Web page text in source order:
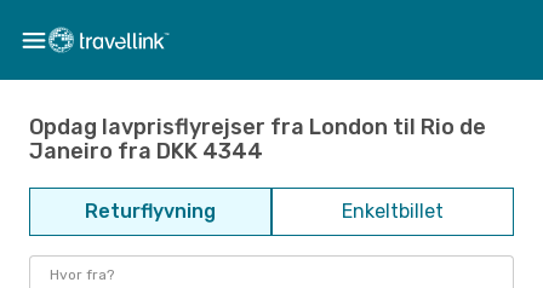
Opdag lavprisflyrejser fra London til Rio de
Janeiro fra DKK 4344
Returflyvning Enkeltbillet
Hvor fra?